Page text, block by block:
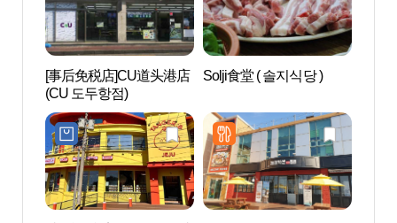
[事后免税店]CU道头港店
(CU 도두항점)
Solji食堂 ( 솔지식당 )